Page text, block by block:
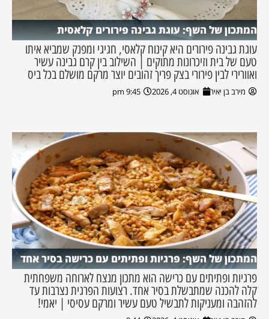
המתכון של השף: עוגת גבינה פירורים קלאסית
עוגת גבינה פירורים היא קינוח קלאסי, חגיגי ומפנק שמביא איתו
טעם של בית וזיכרונות מתוקים | השילוב בין קרם גבינה עשיר
ואוורירי לבין פירורי בצק פריך זהובים יוצר מרקם מושלם בכל ביס
מירב בן יאיר אוגוסט 4, 2026 9:45 pm
המתכון של השף: פרגיות ופתיתים עם כרישה בסיר אחד
פרגיות ופתיתים עם כרישה הוא מתכון מנצח לארוחה משפחתית
קלה להכנה שמתבשלת בסיר אחד. רצועות הפרגית נצרבות עד
להזהבה ומעניקות לתבשיל טעם עשיר ומרקם עסיסי | יאמי!